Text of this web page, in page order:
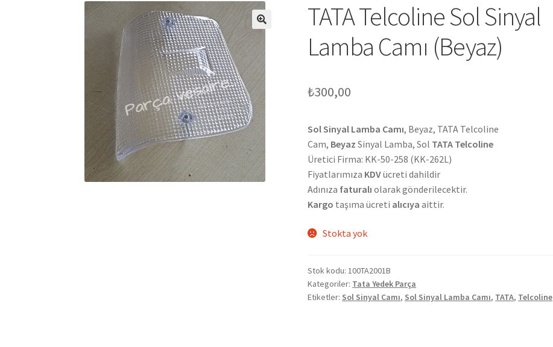
TATA Telcoline Sol Sinyal
Lamba Camı (Beyaz)
₺300,00
Sol Sinyal Lamba Camı, Beyaz, TATA Telcoline
Cam, Beyaz Sinyal Lamba, Sol TATA Telcoline
Üretici Firma: KK-50-258 (KK-262L)
Fiyatlarımıza KDVücreti dahildir
Adınıza faturalı olarak gönderilecektir.
Kargo taşıma ücreti alıcıya aittir.
Stokta yok
Stok kodu:100TA2001B
Kategoriler: Tata Yedek Parça
Etiketler: Sol Sinyal Camı, Sol Sinyal Lamba Camı, TATA, Telcoline